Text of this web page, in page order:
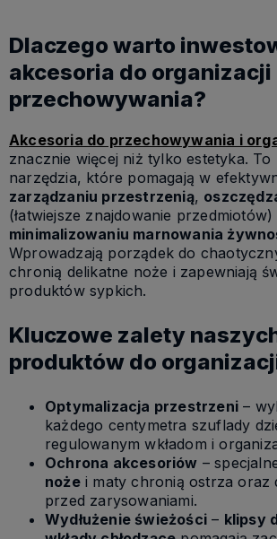
Dlaczego warto
akcesoria do organizacji
przechowywania?
Akcesoria do przechowywania i
znacznie więcej niż tylko estetyka.
narzędzia, które pomagają w
zarządzaniu przestrzenią,
(łatwiejsze znajdowanie
minimalizowaniu marnowania
Wprowadzają porządek do
chronią delikatne noże i zapewniają
produktów sypkich.
Kluczowe zalety
produktów do
Optymalizacja przestrzeni –
każdego centymetra szuflady
regulowanym wkładom i
Ochrona akcesoriów –
nożei maty chronią ostrza oraz
przed zarysowaniami.
Wydłużenie świeżości – klipsy